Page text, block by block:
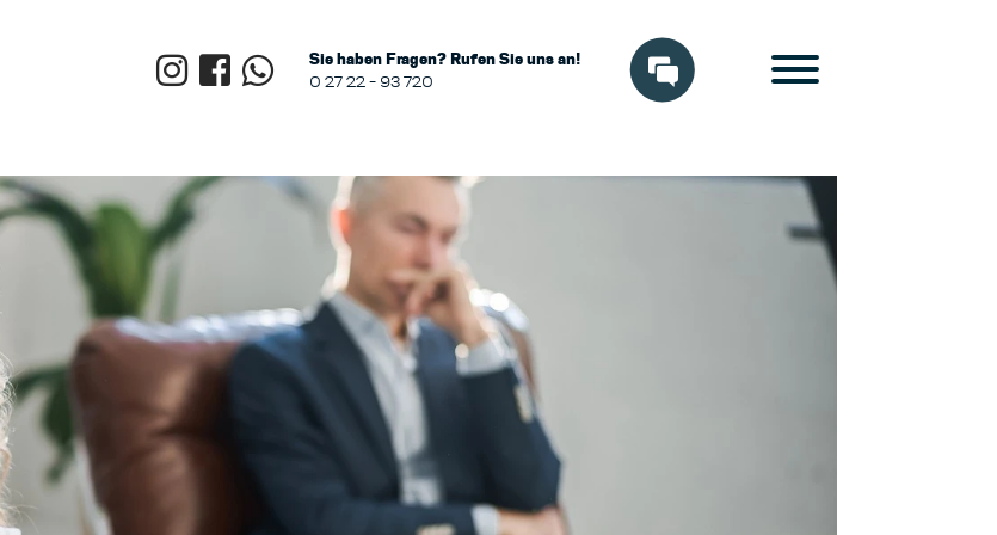
Sie haben Fragen? Rufen Sie uns an!
0 27 22 - 93 720